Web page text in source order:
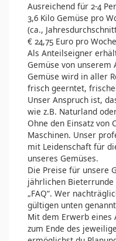
Ausreichend für 2-4
3,6 Kilo Gemüse pro
(ca.,
€ 24,75 Euro pro Woche
Als Anteilseigner
Gemüse von unserem
Gemüse wird in aller
frisch geerntet,
Unser Anspruch ist,
wie z.B. Naturland
Ohne den Einsatz von
Maschinen. Unser
mit Leidenschaft für
unseres Gemüses.
Die Preise für unsere
jährlichen
„FAQ“. Wer
gültigen unten
Mit dem Erwerb eines
zum Ende des